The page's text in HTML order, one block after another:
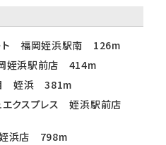
ト 福岡姪浜駅南 126m
姪浜駅前店 414m
目 姪浜 381m
エクスプレス 姪浜駅前店
浜店 798m